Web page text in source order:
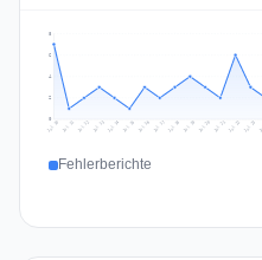
2
4
6
8
Jul 10 Jul 11 Jul 12 Jul 13 Jul 14 Jul 15 Jul 16 Jul 17 Jul 18 Jul 19 Jul 20 Jul 21 Jul 22 Jul 23
Fehlerberichte